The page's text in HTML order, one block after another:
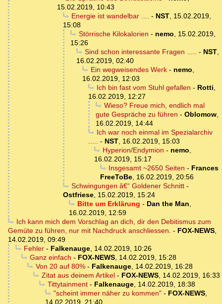
15.02.2019, 10:43
Energie ist wandelbar .... - NST, 15.02.2019,
15:08
Störrische Kilokalorien - nemo, 15.02.2019,
15:26
Sind schon interessante Fragen ..... - NST,
16.02.2019, 02:40
Ein wegweisendes Werk- nemo,
16.02.2019, 12:03
Ich bin fast vom Stuhl gefallen - Rotti,
16.02.2019, 12:27
Wieso? Freue mich, endlich mal
gute Gespräche zu führen - Oblomow,
16.02.2019, 14:44
Ich war noch einmal im Spezialarchiv
..... - NST, 16.02.2019, 15:03
Hyperion/Endymion - nemo,
16.02.2019, 15:17
Insgesamt ~2650 Seiten - Frances
FreeToBe, 16.02.2019, 20:56
Schwingungen â€“ Goldener Schnitt-
Ostfriese, 15.02.2019, 15:24
Bitte um Erklärung - Dan the Man,
16.02.2019, 12:59
Ich kann mich dem Vorschlag an dich, dir den Debitismus zum
Gemüte zu führen, nur mit Nachdruck anschliessen. - FOX-NEWS,
14.02.2019, 09:49
Fehler- Falkenauge, 14.02.2019, 10:26
Ganz einfach - FOX-NEWS, 14.02.2019, 15:28
Von 20 auf 80%- Falkenauge, 14.02.2019, 16:28
Zitat aus deinem Artikel- FOX-NEWS, 14.02.2019, 16:33
Tittytainment- Falkenauge, 14.02.2019, 18:38
"scheint immer näher zu kommen"- FOX-NEWS,
14.02.2019, 21:40